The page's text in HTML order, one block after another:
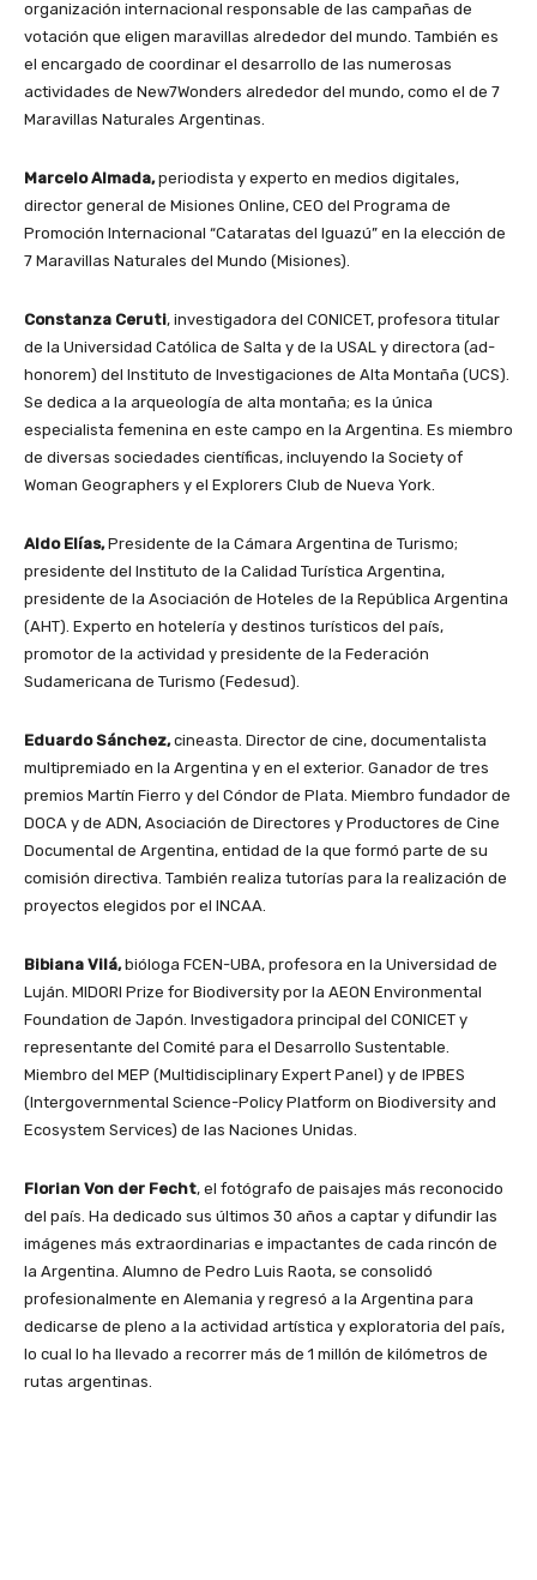
organización internacional responsable de las campañas de
votación que eligen maravillas alrededor del mundo. También es
el encargado de coordinar el desarrollo de las numerosas
actividades de New7Wonders alrededor del mundo, como el de 7
Maravillas Naturales Argentinas.
Marcelo Almada,periodista y experto en medios digitales,
director general de Misiones Online, CEO del Programa de
Promoción Internacional “Cataratas del Iguazú” en la elección de
7 Maravillas Naturales del Mundo (Misiones).
Constanza Ceruti, investigadora del CONICET, profesora titular
de la Universidad Católica de Salta y de la USAL y directora (ad-
honorem) del Instituto de Investigaciones de Alta Montaña (UCS).
Se dedica a la arqueología de alta montaña; es la única
especialista femenina en este campo en la Argentina. Es miembro
de diversas sociedades científicas, incluyendo la Society of
Woman Geographers y el Explorers Club de Nueva York.
Aldo Elías,Presidente de la Cámara Argentina de Turismo;
presidente del Instituto de la Calidad Turística Argentina,
presidente de la Asociación de Hoteles de la República Argentina
(AHT). Experto en hotelería y destinos turísticos del país,
promotor de la actividad y presidente de la Federación
Sudamericana de Turismo (Fedesud).
Eduardo Sánchez,cineasta. Director de cine, documentalista
multipremiado en la Argentina y en el exterior. Ganador de tres
premios Martín Fierro y del Cóndor de Plata. Miembro fundador de
DOCA y de ADN, Asociación de Directores y Productores de Cine
Documental de Argentina, entidad de la que formó parte de su
comisión directiva. También realiza tutorías para la realización de
proyectos elegidos por el INCAA.
Bibiana Vilá,bióloga FCEN-UBA, profesora en la Universidad de
Luján. MIDORI Prize for Biodiversity por la AEON Environmental
Foundation de Japón. Investigadora principal del CONICET y
representante del Comité para el Desarrollo Sustentable.
Miembro del MEP (Multidisciplinary Expert Panel) y de IPBES
(Intergovernmental Science-Policy Platform on Biodiversity and
Ecosystem Services) de las Naciones Unidas.
Florian Von der Fecht, el fotógrafo de paisajes más reconocido
del país. Ha dedicado sus últimos 30 años a captar y difundir las
imágenes más extraordinarias e impactantes de cada rincón de
la Argentina. Alumno de Pedro Luis Raota, se consolidó
profesionalmente en Alemania y regresó a la Argentina para
dedicarse de pleno a la actividad artística y exploratoria del país,
lo cual lo ha llevado a recorrer más de 1 millón de kilómetros de
rutas argentinas.